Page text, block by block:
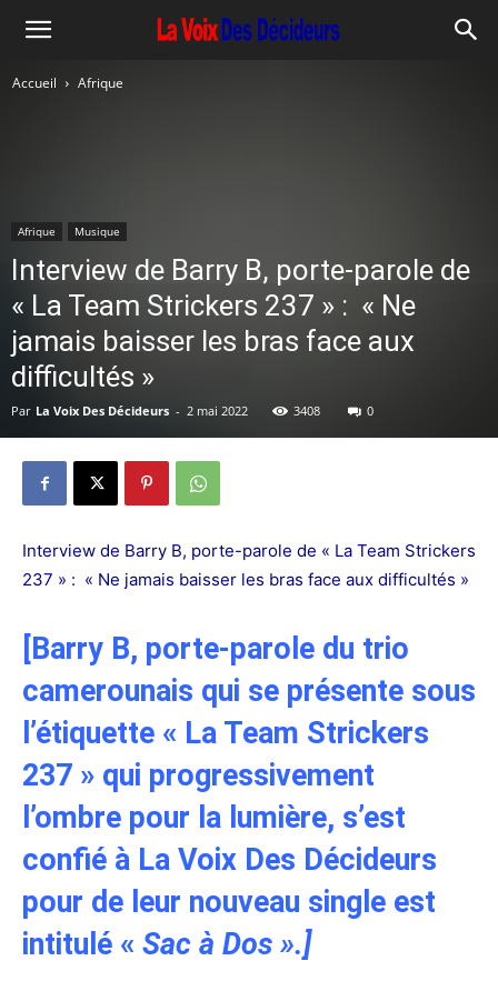
Accueil Afrique
Afrique Musique
Interview de Barry B, porte-parole de
« La Team Strickers 237 » : « Ne
jamais baisser les bras face aux
difficultés »
Par La Voix Des Décideurs - 2 mai 2022 3408 0
Interview de Barry B, porte-parole de « La Team Strickers
237 » : « Ne jamais baisser les bras face aux difficultés »
[Barry B, porte-parole du trio
camerounais qui se présente sous
l’étiquette « La Team Strickers
237 » qui progressivement
l’ombre pour la lumière, s’est
confié à La Voix Des Décideurs
pour de leur nouveau single est
intitulé « Sac à Dos ».]